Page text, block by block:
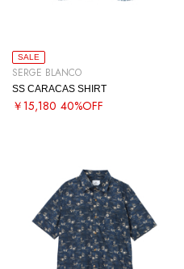
SALE
SERGE BLANCO
SS CARACAS SHIRT
￥15,180 40%OFF